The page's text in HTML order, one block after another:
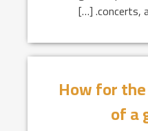
concerts,
How for
of a